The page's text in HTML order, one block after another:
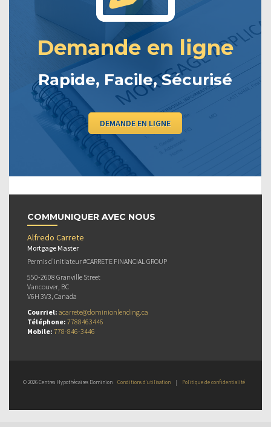
Demande en ligne
Rapide, Facile, Sécurisé
DEMANDE EN LIGNE
COMMUNIQUER AVEC NOUS
Alfredo Carrete
Mortgage Master
Permis d’initiateur #CARRETE FINANCIAL GROUP
550-2608 Granville Street
Vancouver, BC
V6H 3V3, Canada
Courriel: acarrete@dominionlending.ca
Téléphone: 7788463446
Mobile: 778-846-3446
© 2026 Centres Hypothécaires Dominion Conditions d’utilisation | Politique de confidentialité